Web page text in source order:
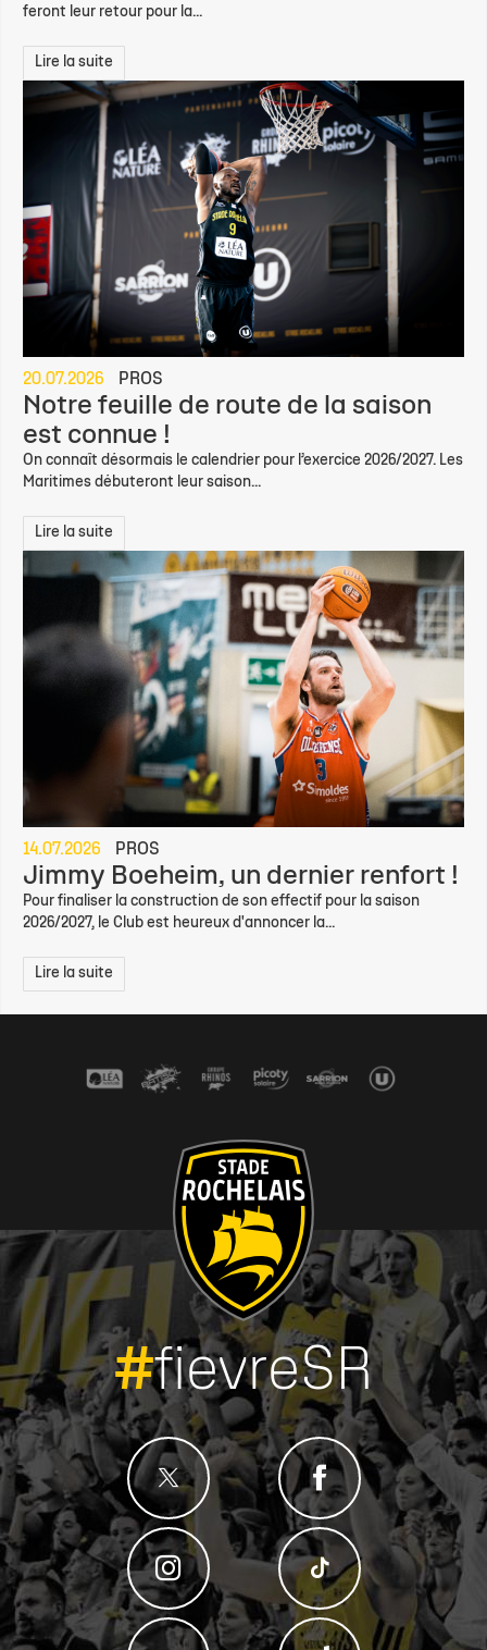
feront leur retour pour la...
Lire la suite
20.07.2026 PROS
Notre feuille de route de la saison
est connue !
On connaît désormais le calendrier pour l’exercice 2026/2027. Les
Maritimes débuteront leur saison...
Lire la suite
14.07.2026 PROS
Jimmy Boeheim, un dernier renfort !
Pour finaliser la construction de son effectif pour la saison
2026/2027, le Club est heureux d'annoncer la...
Lire la suite
#fievreSR